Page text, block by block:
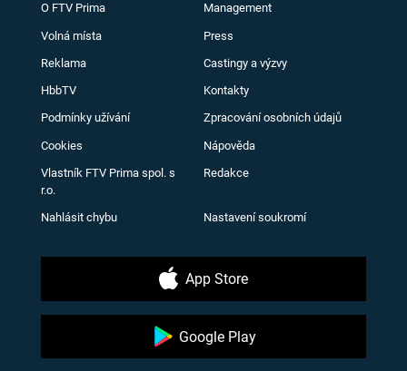
O FTV Prima Management
Volná místa Press
Reklama Castingy a výzvy
HbbTV Kontakty
Podmínky užívání Zpracování osobních údajů
Cookies Nápověda
Vlastník FTV Prima spol. s
r.o.
Redakce
Nahlásit chybu Nastavení soukromí
App Store
Google Play